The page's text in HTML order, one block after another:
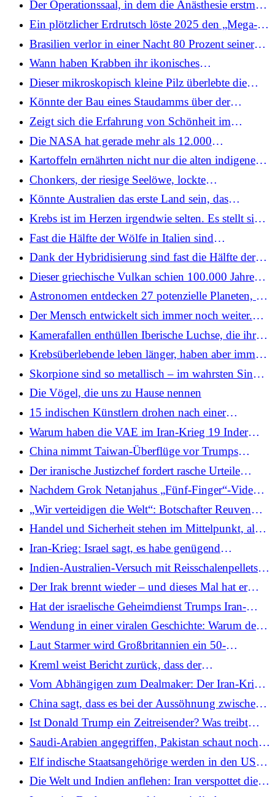
Neunauge“ bezeichnet wurde, veranlasste
Paläontologen dazu, die Art und Weise zu
überdenken, wie Wirbeltiere vom Wasser an Land
gelangten
Der Operationssaal, in dem die Anästhesie erstmals
demonstriert wurde, ist heute ein Wahrzeichen.
Aber für die Männer, die Anspruch auf
Anerkennung erhoben, gab es viel Elend
Ein plötzlicher Erdrutsch löste 2025 den „Mega-
Tsunami“ in Alaska aus. Jetzt haben
Wissenschaftler Warnzeichen identifiziert, um
ähnliche Ereignisse vorherzusagen
Brasilien verlor in einer Nacht 80 Prozent seiner
Nationalmuseumssammlung. So kämpft es um den
Wiederaufbau
Wann haben Krabben ihr ikonisches
Seitwärtsschiff entwickelt? Wissenschaftler führten
es auf einen gemeinsamen Vorfahren zurück, der
vor 200 Millionen Jahren lebte
Dieser mikroskopisch kleine Pilz überlebte die
Sterilisationsprotokolle der NASA – und ist
möglicherweise robust genug, um den Mars zu
kontaminieren
Könnte der Bau eines Staudamms über der
Beringstraße den Planeten vor einigen
Auswirkungen des Klimawandels bewahren?
Zeigt sich die Erfahrung von Schönheit im
Gehirn? Mit Elektroden und einer
Museumssammlung von Artefakten wollen diese
Neurowissenschaftler es herausfinden
Die NASA hat gerade mehr als 12.000
atemberaubende Fotos von der Artemis-2-Mission
hochgeladen. Hier sind einige unserer Favoriten
Kartoffeln ernährten nicht nur die alten indigenen
Gemeinschaften in den Anden – die leckeren
Knollen veränderten auch die DNA der Menschen
Chonkers, der riesige Seelöwe, lockte
Menschenmassen zum berühmten Pier 39 in San
Francisco. Dann stahl ein neuer, klobiger
Showstopper seine Identität
Könnte Australien das erste Land sein, das
Gebärmutterhalskrebs eliminiert? Es ist auf gutem
Weg, aber die HPV-Impf- und Screening-Raten
sinken
Krebs ist im Herzen irgendwie selten. Es stellt sich
heraus, dass der rhythmische Rhythmus des
Organs die Krankheit in Schach halten könnte, wie
eine Mausstudie zeigt
Fast die Hälfte der Wölfe in Italien sind
mittlerweile zum Teil Hunde. Ist das ein Problem?
Dank der Hybridisierung sind fast die Hälfte der
italienischen Wölfe teilweise Hunde. Ist das eine
Bedrohung für die Art?
Dieser griechische Vulkan schien 100.000 Jahre
lang ruhig zu sein. Dann brach es erneut aus.
Sollten Wissenschaftler einen zweiten Blick auf
„erloschene“ Vulkane werfen?
Astronomen entdecken 27 potenzielle Planeten, die
jeweils zwei Sterne umkreisen, genau wie das
fiktive Tatooine in „Star Wars“
Der Mensch entwickelt sich immer noch weiter.
Laut einer Studie hat die natürliche Selektion Gene
begünstigt, die mit rotem Haar und weniger
männlichem Haarausfall in Verbindung stehen
Kamerafallen enthüllen Iberische Luchse, die ihre
Beute durchnässen – eine erste Entdeckung
überhaupt unter Fleischfressern
Krebsüberlebende leben länger, haben aber immer
noch komplexe Bedürfnisse. Aus diesem Grund
wünschen sich Ärzte und Anwälte Pflegepläne für
die Zeit nach der Behandlung
Skorpione sind so metallisch – im wahrsten Sinne
des Wortes. Neue Bilder zeigen Muster, wie ihre
Waffen mit Eisen, Zink und Mangan verstärkt sind
Die Vögel, die uns zu Hause nennen
15 indischen Künstlern drohen nach einer
Kulturveranstaltung in Neuseeland Strafen wegen
Visumsüberschreitung: Bericht
Warum haben die VAE im Iran-Krieg 19 Inder
festgenommen?
China nimmt Taiwan-Überflüge vor Trumps
Peking-Besuch wieder auf – ist das eine Warnung
oder eine Aufwärmübung?
Der iranische Justizchef fordert rasche Urteile
gegen Personen, die mit Israel und den USA in
Verbindung stehen
Nachdem Grok Netanjahus „Fünf-Finger“-Video
als „Deepfake“ bezeichnet hat, veröffentlicht ein
Café in Jerusalem Fotos des israelischen
Premierministers beim Kaffeetrinken
„Wir verteidigen die Welt“: Botschafter Reuven
Azar zum israelisch-amerikanischen Krieg gegen
den Iran
Handel und Sicherheit stehen im Mittelpunkt, als
Jaishankar nach dem Abkommen zwischen Indien
und der EU Brüssel besucht
Iran-Krieg: Israel sagt, es habe genügend
Abfangjäger – aber wie lange?
Indien-Australien-Versuch mit Reisschalenpellets
bringt emissionsarmen Stahl näher
Der Irak brennt wieder – und dieses Mal hat er
keinen Krieg begonnen
Hat der israelische Geheimdienst Trumps Iran-
Angriffe vorbereitet?
Wendung in einer viralen Geschichte: Warum der
Ankläger im Gedenktanzvideo eines Inders in den
USA Kritik erleiden muss
Laut Starmer wird Großbritannien ein 50-
Millionen-Pfund-Energiehilfepaket auflegen, um
die Folgen des Iran-Krieges abzumildern
Kreml weist Bericht zurück, dass der
Friedensprozess in der Ukraine ins Stocken gerät,
da sich die Aufmerksamkeit auf den Iran verlagert
Vom Abhängigen zum Dealmaker: Der Iran-Krieg
verschafft der Ukraine einen unerwarteten globalen
Einfluss
China sagt, dass es bei der Aussöhnung zwischen
Afghanistan und Pakistan vermittelt, da die
Spannungen an der Grenze anhalten
Ist Donald Trump ein Zeitreisender? Was treibt
diese virale Theorie an?
Saudi-Arabien angegriffen, Pakistan schaut noch
zu: Was ist mit dem Sicherheitspakt passiert?
Elf indische Staatsangehörige werden in den USA
wegen Visabetrugs angeklagt
Die Welt und Indien anflehen: Iran verspottet die
USA, weil sie inmitten der Westasienkrise die